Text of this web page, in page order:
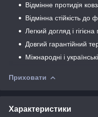
Відмінне протидія
Відмінна стійкість до
Легкий догляд і гігієна
Довгий гарантійний
Міжнародні і
Приховати
Характеристики